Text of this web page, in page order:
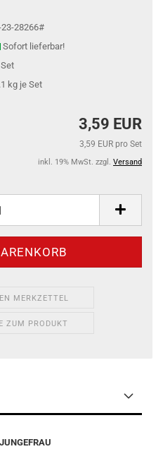
23-28266#
Sofort lieferbar!
Set
kg je Set
3,59 EUR
3,59 EUR pro Set
inkl. 19% MwSt. zzgl. Versand
MERKZETTEL
ZUM PRODUKT